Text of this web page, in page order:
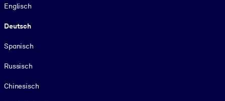
Englisch
Deutsch
Spanisch
Russisch
Chinesisch